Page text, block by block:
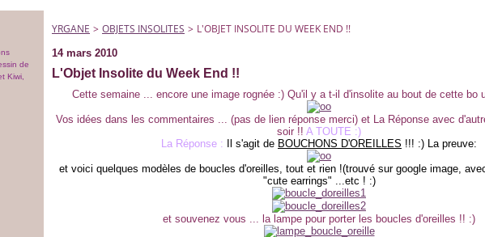
de
Kiwi,
YRGANE > OBJETS INSOLITES > L'OBJET INSOLITE DU WEEK END !!
14 mars 2010
L'Objet Insolite du Week End !!
Cette semaine ... encore une image rognée :) Qu'il y a t-il d'insolite au bout de cette bo
Vos idées dans les commentaires ... (pas de lien réponse merci) et La Réponse avec
soir !! A TOUTE :)
La Réponse : Il s'agit de BOUCHONS D'OREILLES !!! :) La preuve:
et voici quelques modèles de boucles d'oreilles, tout et rien !(trouvé sur google image,
"cute earrings" ...etc ! :)
et souvenez vous ... la lampe pour porter les boucles d'oreilles !! :)